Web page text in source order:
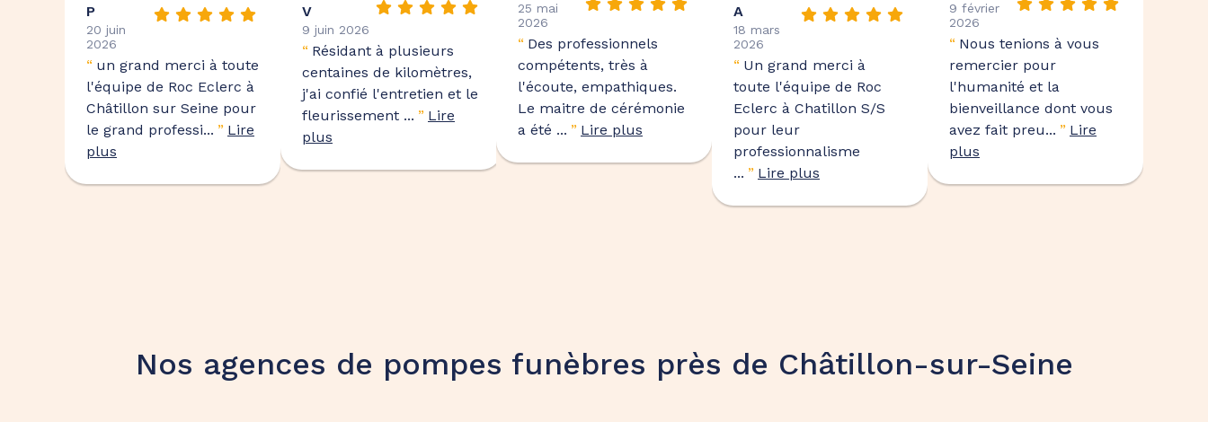
P
20 juin
2026
“ un grand merci à toute
l'équipe de Roc Eclerc à
Châtillon sur Seine pour
le grand professi... ” Lire
plus
V
9 juin 2026
“ Résidant à plusieurs
centaines de kilomètres,
j'ai confié l'entretien et le
fleurissement ... ” Lire
plus
25 mai
2026
“ Des professionnels
compétents, très à
l'écoute, empathiques.
Le maitre de cérémonie
a été ... ” Lire plus
A
18 mars
2026
“ Un grand merci à
toute l'équipe de Roc
Eclerc à Chatillon S/S
pour leur
professionnalisme
... ” Lire plus
9 février
2026
“ Nous tenions à vous
remercier pour
l'humanité et la
bienveillance dont vous
avez fait preu... ” Lire
plus
Nos agences de pompes funèbres près de Châtillon-sur-Seine